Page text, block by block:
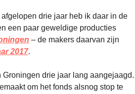
drie jaar heb ik daar in de
een paar geweldige producties
– de makers daarvan zijn
2017.
drie jaar lang aangejaagd.
om het fonds alsnog stop te